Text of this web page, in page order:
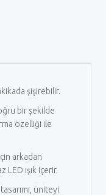
şişirebilir.
bir şekilde
özelliği ile
arkadan
LED ışık içerir.
üniteyi